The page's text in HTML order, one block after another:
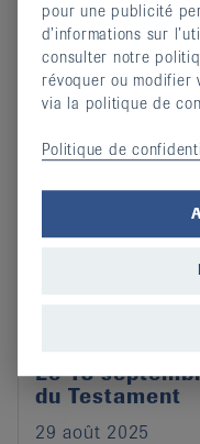
Le 13
du Testament
29 août 2025
pour une publicité
d’informations sur
consulter notre
révoquer ou modifier
via la politique de
Politique de